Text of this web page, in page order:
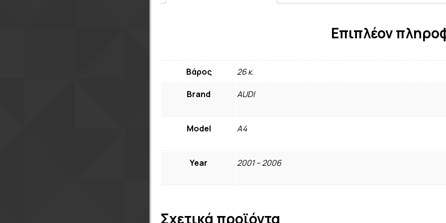
Επιπλέον
Βάρος 26 κ.
Brand AUDI
Model A4
Year 2001 – 2006
Σχετικά προϊόντα